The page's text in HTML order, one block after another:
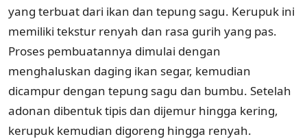
yang terbuat dari ikan dan tepung sagu. Kerupuk ini
memiliki tekstur renyah dan rasa gurih yang pas.
Proses pembuatannya dimulai dengan
menghaluskan daging ikan segar, kemudian
dicampur dengan tepung sagu dan bumbu. Setelah
adonan dibentuk tipis dan dijemur hingga kering,
kerupuk kemudian digoreng hingga renyah.